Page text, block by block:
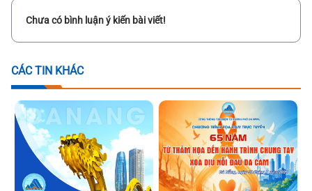
Chưa có bình luận ý kiến bài viết!
CÁC TIN KHÁC